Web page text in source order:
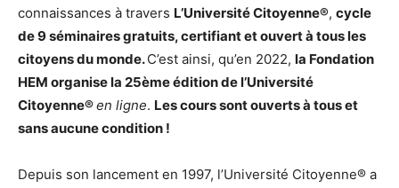
connaissances à travers L’Université Citoyenne®, cycle
de 9 séminaires gratuits, certifiant et ouvert à tous les
citoyens du monde.C’est ainsi, qu’en 2022, la Fondation
HEM organise la 25èmeédition de l’Université
Citoyenne®en ligne. Les cours sont ouverts à tous et
sans aucune condition !
Depuis son lancement en 1997, l’Université Citoyenne® a